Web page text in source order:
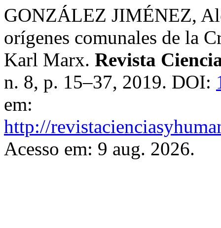
GONZÁLEZ JIMÉNEZ,
orígenes comunales de la
Karl Marx. Revista
n. 8, p. 15–37, 2019. DOI:
em:
http://
Acesso em: 9 aug. 2026.